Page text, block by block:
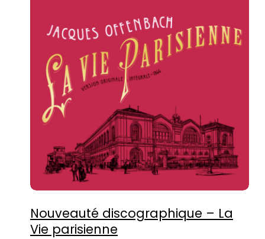
Nouveauté discographique – La
Vie parisienne